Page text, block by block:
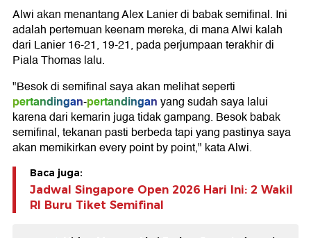
Alwi akan menantang Alex Lanier di babak semifinal. Ini
adalah pertemuan keenam mereka, di mana Alwi kalah
dari Lanier 16-21, 19-21, pada perjumpaan terakhir di
Piala Thomas lalu.
"Besok di semifinal saya akan melihat seperti
pertandingan-pertandinganyang sudah saya lalui
karena dari kemarin juga tidak gampang. Besok babak
semifinal, tekanan pasti berbeda tapi yang pastinya saya
akan memikirkan every point by point," kata Alwi.
Baca juga:
Jadwal Singapore Open 2026 Hari Ini: 2 Wakil
RI Buru Tiket Semifinal